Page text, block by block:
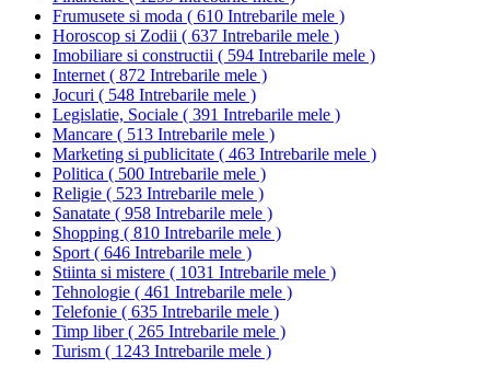
Frumusete si moda ( 610 Intrebarile mele )
Horoscop si Zodii ( 637 Intrebarile mele )
Imobiliare si constructii ( 594 Intrebarile mele )
Internet ( 872 Intrebarile mele )
Jocuri ( 548 Intrebarile mele )
Legislatie, Sociale ( 391 Intrebarile mele )
Mancare ( 513 Intrebarile mele )
Marketing si publicitate ( 463 Intrebarile mele )
Politica ( 500 Intrebarile mele )
Religie ( 523 Intrebarile mele )
Sanatate ( 958 Intrebarile mele )
Shopping ( 810 Intrebarile mele )
Sport ( 646 Intrebarile mele )
Stiinta si mistere ( 1031 Intrebarile mele )
Tehnologie ( 461 Intrebarile mele )
Telefonie ( 635 Intrebarile mele )
Timp liber( 265 Intrebarile mele )
Turism ( 1243 Intrebarile mele )